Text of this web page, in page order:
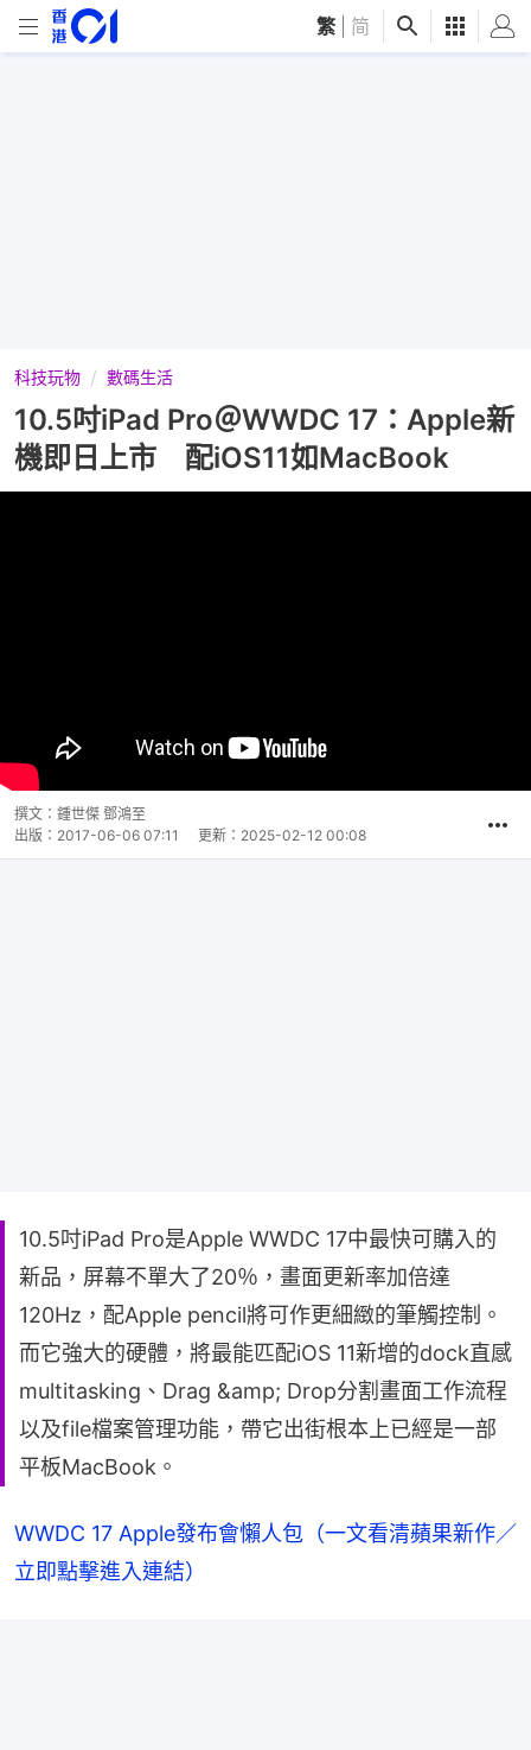
繁 简
科技玩物 數碼生活
10.5吋iPad Pro＠WWDC 17：Apple新
機即日上市 配iOS11如MacBook
撰文： 鍾世傑 鄧鴻至
出版： 2017-06-06 07:11 更新： 2025-02-12 00:08
10.5吋iPad Pro是Apple WWDC 17中最快可購入的
新品，屏幕不單大了20％，畫面更新率加倍達
120Hz，配Apple pencil將可作更細緻的筆觸控制。
而它強大的硬體，將最能匹配iOS 11新增的dock直感
multitasking、Drag &amp; Drop分割畫面工作流程
以及file檔案管理功能，帶它出街根本上已經是一部
平板MacBook。
WWDC 17 Apple發布會懶人包 （一文看清蘋果新作／
立即點擊進入連結）